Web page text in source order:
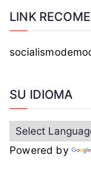
LINK
SU IDIOMA
Powered by